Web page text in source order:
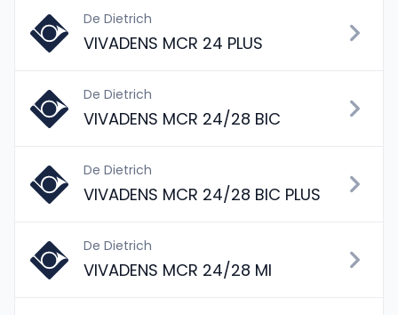
De Dietrich
VIVADENS MCR 24 PLUS
De Dietrich
VIVADENS MCR 24/28 BIC
De Dietrich
VIVADENS MCR 24/28 BIC PLUS
De Dietrich
VIVADENS MCR 24/28 MI